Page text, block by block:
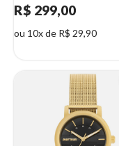
R$ 299,00
ou 10x de R$ 29,90